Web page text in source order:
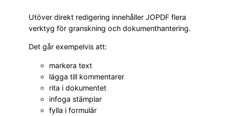
Utöver direkt redigering innehåller JOPDF flera
verktyg för granskning och dokumenthantering.
Det går exempelvis att:
markera text
lägga till kommentarer
rita i dokumentet
infoga stämplar
fylla i formulär